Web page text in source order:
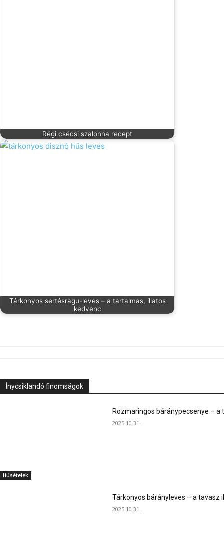
Régi csécsi szalonna recept
Tárkonyos sertésragu-leves – a tartalmas, illatos
kedvenc
Ínycsiklandó finomságok
Húsételek
Rozmaringos báránypecsenye – a
2025.10.31.
Tárkonyos bárányleves – a tavasz
2025.10.31.